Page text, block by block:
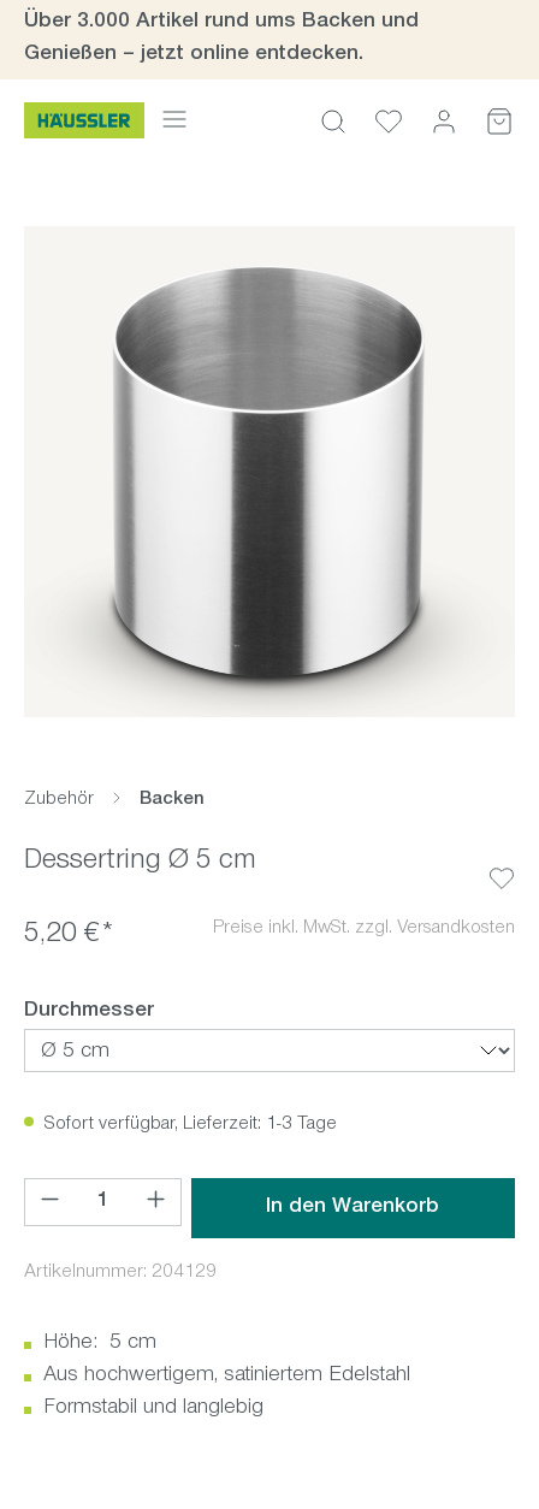
Zum Hauptinhalt springen
Über 3.000 Artikel rund ums Backen und
Genießen – jetzt online entdecken.
Zubehör Backen
Dessertring Ø 5 cm
5,20 €* Preise inkl. MwSt. zzgl. Versandkosten
Durchmesserauswählen
Sofort verfügbar, Lieferzeit: 1-3 Tage
Produkt Anzahl: Gib den gewünschten Wert ein oder
In den Warenkorb
Artikelnummer: 204129
Höhe: 5 cm
Aus hochwertigem, satiniertem Edelstahl
Formstabil und langlebig